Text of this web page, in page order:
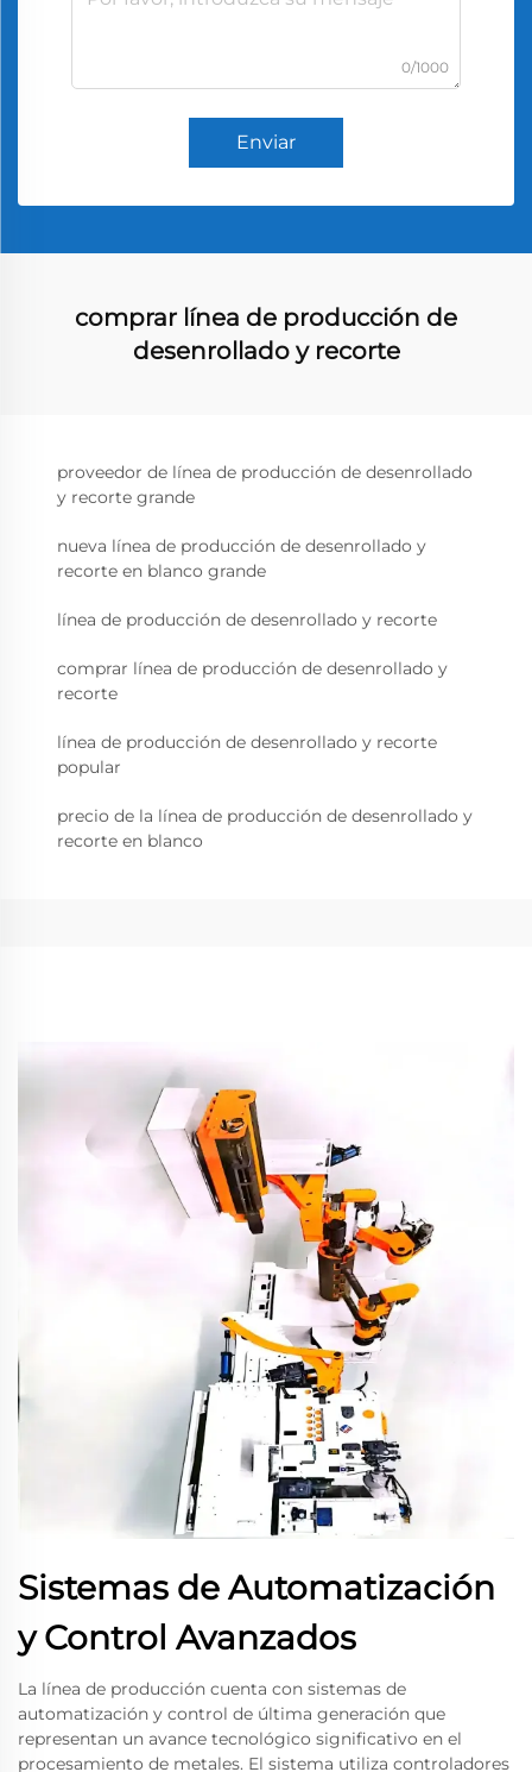
0/1000
Enviar
comprar línea de producción de
desenrollado y recorte
proveedor de línea de producción de desenrollado
y recorte grande
nueva línea de producción de desenrollado y
recorte en blanco grande
línea de producción de desenrollado y recorte
comprar línea de producción de desenrollado y
recorte
línea de producción de desenrollado y recorte
popular
precio de la línea de producción de desenrollado y
recorte en blanco
Sistemas de Automatización
y Control Avanzados
La línea de producción cuenta con sistemas de
automatización y control de última generación que
representan un avance tecnológico significativo en el
procesamiento de metales. El sistema utiliza controladores